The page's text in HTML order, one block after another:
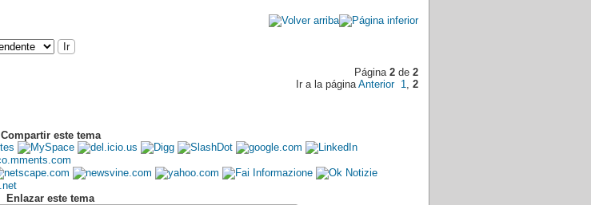
Página 2 de 2
Ir a la páginaAnterior 1, 2
Compartir este tema
Enlazar este tema